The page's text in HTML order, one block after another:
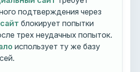
подтверждения через
блокирует попытки
трех неудачных попыток.
использует ту же базу